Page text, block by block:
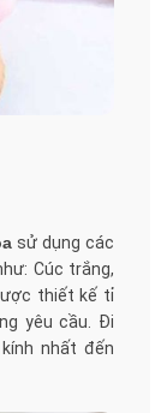
sử dụng các
Cúc trắng,
thiết kế tỉ
yêu cầu. Đi
nhất đến